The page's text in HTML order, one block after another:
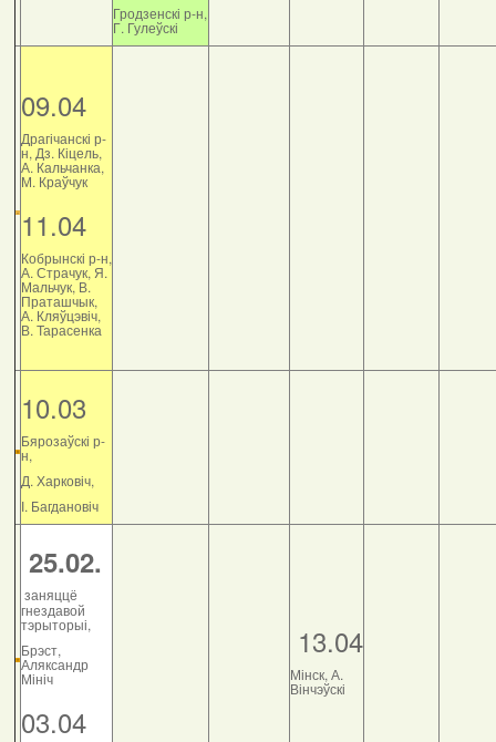
Гродзенскі р-н,
Г. Гулеўскі
09.04
Драгічанскі р-
н, Дз. Кіцель,
А. Кальчанка,
М. Краўчук
11.04
Кобрынскі р-н,
А. Страчук, Я.
Мальчук, В.
Праташчык,
А. Кляўцэвіч,
В. Тарасенка
10.03
Бярозаўскі р-
н,
Д. Харковіч,
І. Багдановіч
25.02.
заняццё
гнездавой
тэрыторыі,
Брэст,
Аляксандр
Мініч
03.04
13.04
Мінск, А.
Вінчэўскі